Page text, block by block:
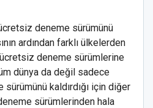
deneme sürümünü
ardından farklı ülkelerden
deneme sürümlerine
dünya da değil sadece
kaldırdığı için diğer
sürümlerinden hala